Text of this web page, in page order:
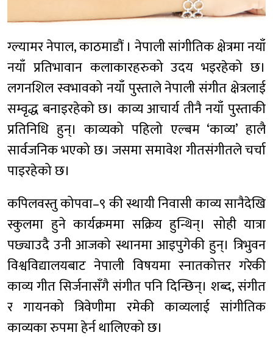
ग्ल्यामर नेपाल, काठमाडौं । नेपाली सांगीतिक क्षेत्रमा नयाँ
नयाँ प्रतिभावान कलाकारहरुको उदय भइरहेको छ।
लगनशिल स्वभावको नयाँ पुस्ताले नेपाली संगीत क्षेत्रलाई
सम्वृद्ध बनाइरहेको छ। काव्य आचार्य तीनै नयाँ पुस्ताकी
प्रतिनिधि हुन्। काव्यको पहिलो एल्बम ‘काव्य’ हालै
सार्वजनिक भएको छ। जसमा समावेश गीतसंगीतले चर्चा
पाइरहेको छ।
कपिलवस्तु कोपवा–९ की स्थायी निवासी काव्य सानैदेखि
स्कुलमा हुने कार्यक्रममा सक्रिय हुन्थिन्। सोही यात्रा
पछ्याउदै उनी आजको स्थानमा आइपुगेकी हुन्। त्रिभुवन
विश्वविद्यालयबाट नेपाली विषयमा स्नातकोत्तर गरेकी
काव्य गीत सिर्जनासँगै संगीत पनि दिन्छिन्। शब्द, संगीत
र गायनको त्रिवेणीमा रमेकी काव्यलाई सांगीतिक
काव्यका रुपमा हेर्न थालिएको छ।